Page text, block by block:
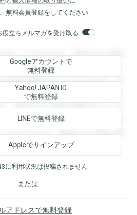
無料会員登録をしてください
立ちメルマガを受け取る
ることができます。登録すると回答
す。登録すると回答を閲覧すること
回答を閲覧することができます。登
ことができます。登録すると回答を
。登録すると回答を閲覧することが
答を閲覧することができます。登録
とができます。登録すると回答を閲
Googleアカウントで
無料登録
Yahoo! JAPAN ID
で無料登録
LINEで無料登録
Appleでサインアップ
に利用状況は投稿されません
または
アドレスで無料登録